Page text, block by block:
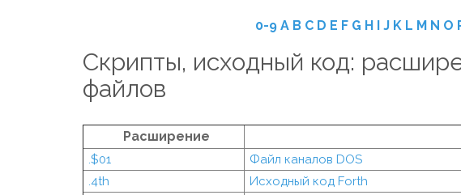
0-9 A B C D E F G H I J K L M N O
Скрипты, исходный код:
файлов
Расширение
.$01
Файл каналов DOS
.4th
Исходный код Forth